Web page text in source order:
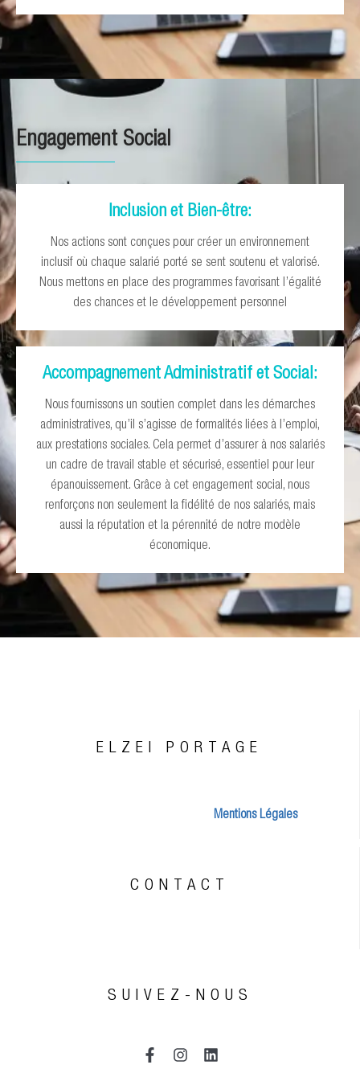
Engagement Social
Inclusion et Bien-être:
Nos actions sont conçues pour créer un environnement
inclusif où chaque salarié porté se sent soutenu et valorisé.
Nous mettons en place des programmes favorisant l’égalité
des chances et le développement personnel
Accompagnement Administratif et Social:
Nous fournissons un soutien complet dans les démarches
administratives, qu’il s’agisse de formalités liées à l’emploi,
aux prestations sociales. Cela permet d’assurer à nos salariés
un cadre de travail stable et sécurisé, essentiel pour leur
épanouissement. Grâce à cet engagement social, nous
renforçons non seulement la fidélité de nos salariés, mais
aussi la réputation et la pérennité de notre modèle
économique.
ELZEI PORTAGE
Mentions Légales
CONTACT
SUIVEZ-NOUS